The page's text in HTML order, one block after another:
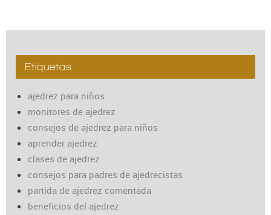
Etiquetas
ajedrez para niños
monitores de ajedrez
consejos de ajedrez para niños
aprender ajedrez
clases de ajedrez
consejos para padres de ajedrecistas
partida de ajedrez comentada
beneficios del ajedrez